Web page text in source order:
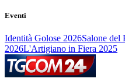
Eventi
Identità Golose 2026Salone del
2026L'Artigiano in Fiera 2025